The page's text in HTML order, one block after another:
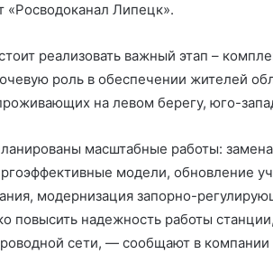
«Росводоканал Липецк».
реализовать важный этап –
роль в обеспечении жителей
на левом берегу, юго-
масштабные работы:
модели, обновление
модернизация запорно-
повысить надежность работы
сети, — сообщают в